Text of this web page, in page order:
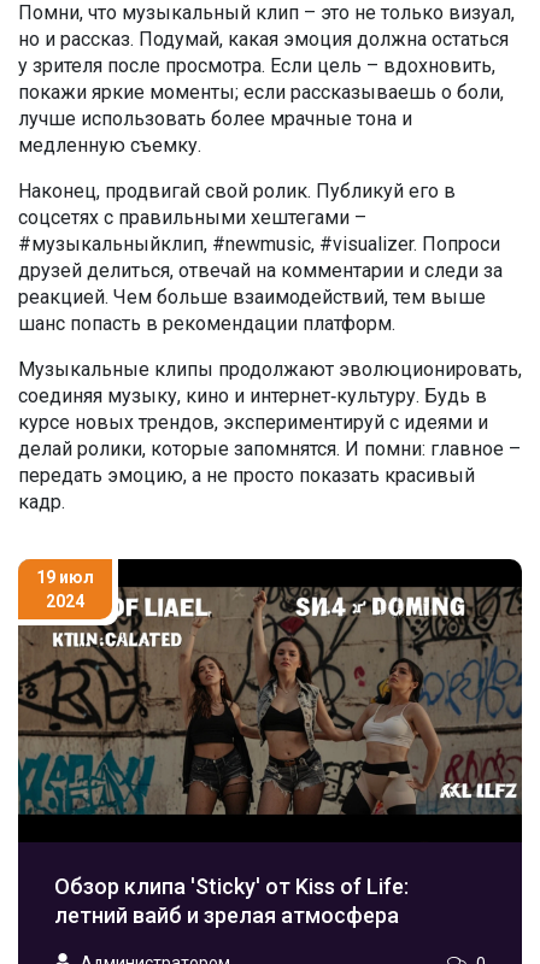
Помни, что музыкальный клип – это не только визуал,
но и рассказ. Подумай, какая эмоция должна остаться
у зрителя после просмотра. Если цель – вдохновить,
покажи яркие моменты; если рассказываешь о боли,
лучше использовать более мрачные тона и
медленную съемку.
Наконец, продвигай свой ролик. Публикуй его в
соцсетях с правильными хештегами –
#музыкальныйклип, #newmusic, #visualizer. Попроси
друзей делиться, отвечай на комментарии и следи за
реакцией. Чем больше взаимодействий, тем выше
шанс попасть в рекомендации платформ.
Музыкальные клипы продолжают эволюционировать,
соединяя музыку, кино и интернет‑культуру. Будь в
курсе новых трендов, экспериментируй с идеями и
делай ролики, которые запомнятся. И помни: главное –
передать эмоцию, а не просто показать красивый
кадр.
19 июл
2024
Обзор клипа 'Sticky' от Kiss of Life:
летний вайб и зрелая атмосфера